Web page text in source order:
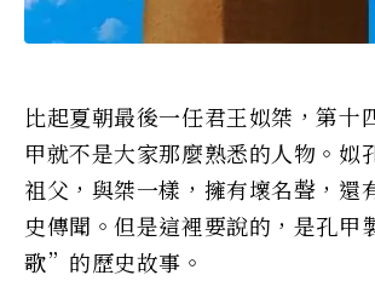
比起夏朝最後一任君王姒桀，第十
甲就不是大家那麼熟悉的人物。姒
祖父，與桀一樣，擁有壞名聲，還
史傳聞。但是這裡要說的，是孔
歌”的歷史故事。